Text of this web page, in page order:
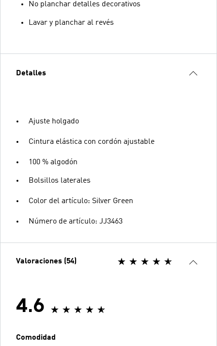
No planchar detalles decorativos
Lavar y planchar al revés
Detalles
Ajuste holgado
Cintura elástica con cordón ajustable
100 % algodón
Bolsillos laterales
Color del artículo: Silver Green
Número de artículo: JJ3463
Valoraciones (54)
4.6
Comodidad